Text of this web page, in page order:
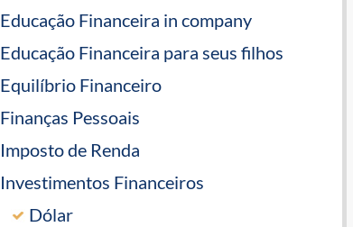
Educação Financeira in company
Educação Financeira para seus filhos
Equilíbrio Financeiro
Finanças Pessoais
Imposto de Renda
Investimentos Financeiros
Dólar